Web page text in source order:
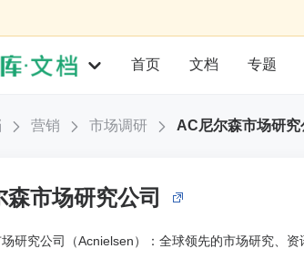
首页 文档 专题
营销 市场调研 AC尼尔森市场研究
森市场研究公司
研究公司（Acnielsen）：全球领先的市场研究、